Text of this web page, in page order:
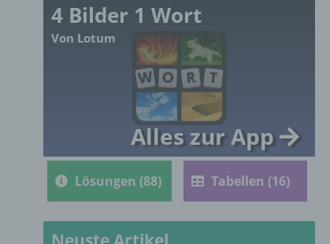
4 Bilder 1 Wort
Von Lotum
Alles zur App
Lösungen (88) Tabellen (16)